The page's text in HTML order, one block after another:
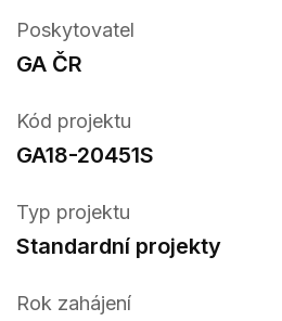
Poskytovatel
GA ČR
Kód projektu
GA18-20451S
Typ projektu
Standardní projekty
Rok zahájení